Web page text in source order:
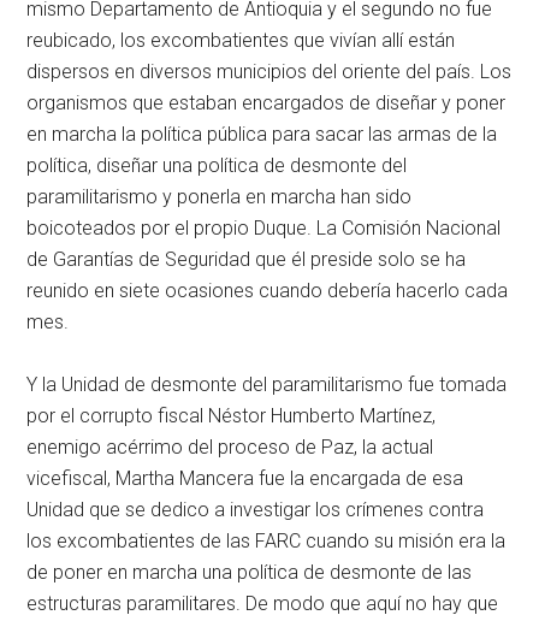
mismo Departamento de Antioquia y el segundo no fue
reubicado, los excombatientes que vivían allí están
dispersos en diversos municipios del oriente del país. Los
organismos que estaban encargados de diseñar y poner
en marcha la política pública para sacar las armas de la
política, diseñar una política de desmonte del
paramilitarismo y ponerla en marcha han sido
boicoteados por el propio Duque. La Comisión Nacional
de Garantías de Seguridad que él preside solo se ha
reunido en siete ocasiones cuando debería hacerlo cada
mes.
Y la Unidad de desmonte del paramilitarismo fue tomada
por el corrupto fiscal Néstor Humberto Martínez,
enemigo acérrimo del proceso de Paz, la actual
vicefiscal, Martha Mancera fue la encargada de esa
Unidad que se dedico a investigar los crímenes contra
los excombatientes de las FARC cuando su misión era la
de poner en marcha una política de desmonte de las
estructuras paramilitares. De modo que aquí no hay que